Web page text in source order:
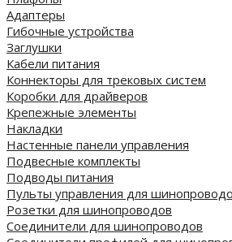
Адаптеры
Гибочные устройства
Заглушки
Кабели питания
Коннекторы для трековых систем
Коробки для драйверов
Крепежные элементы
Накладки
Настенные панели управления
Подвесные комплекты
Подводы питания
Пульты управления для
Розетки для шинопроводов
Соединители для шинопроводов